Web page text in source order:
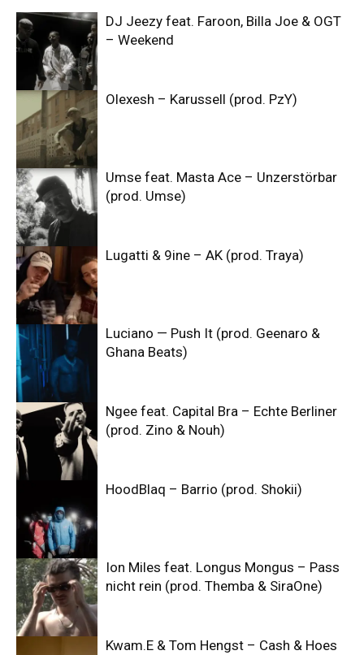
DJ Jeezy feat. Faroon, Billa Joe & OGT
– Weekend
Olexesh – Karussell (prod. PzY)
Umse feat. Masta Ace – Unzerstörbar
(prod. Umse)
Lugatti & 9ine – AK (prod. Traya)
Luciano — Push It (prod. Geenaro &
Ghana Beats)
Ngee feat. Capital Bra – Echte Berliner
(prod. Zino & Nouh)
HoodBlaq – Barrio (prod. Shokii)
Ion Miles feat. Longus Mongus – Pass
nicht rein (prod. Themba & SiraOne)
Kwam.E & Tom Hengst – Cash & Hoes